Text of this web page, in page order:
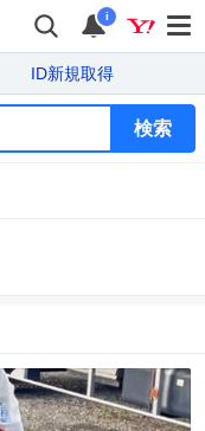
i
ID新規取得
検索